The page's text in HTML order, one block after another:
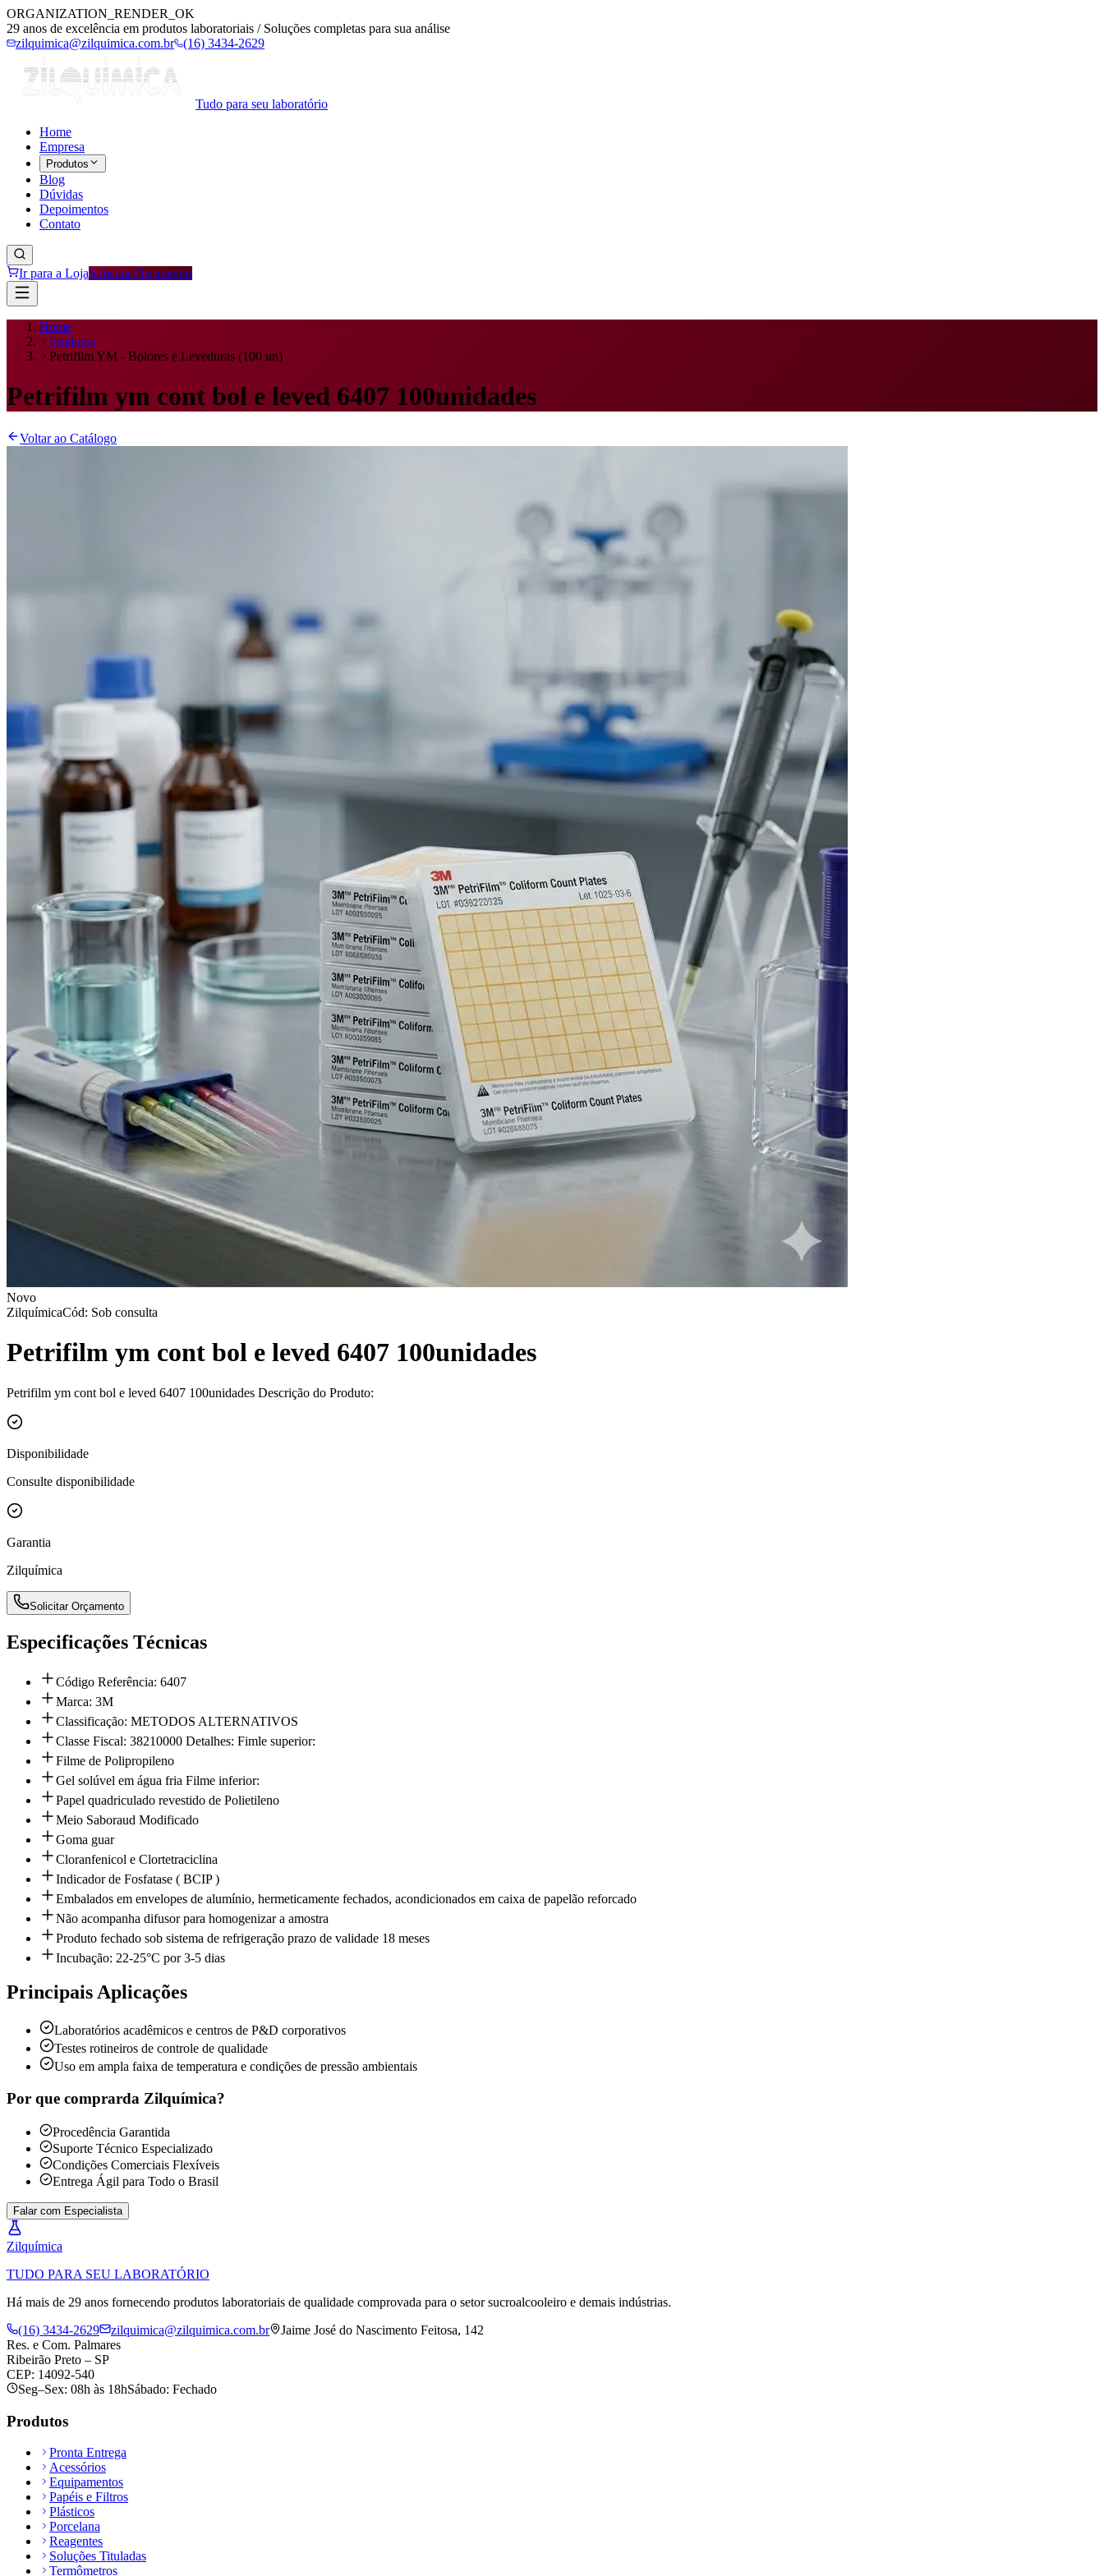
ORGANIZATION_RENDER_OK
29 anos de excelência em produtos laboratoriais / Soluções completas para sua análise
zilquimica@zilquimica.com.br
(16) 3434-2629
Tudo para seu laboratório
Home
Empresa
Produtos
Blog
Dúvidas
Depoimentos
Contato
Ir para a LojaSolicitar Orçamento
Home
Produtos
Petrifilm YM - Bolores e Leveduras (100 un)
Petrifilm ym cont bol e leved 6407 100unidades
Voltar ao Catálogo
Novo
ZilquímicaCód: Sob consulta
Petrifilm ym cont bol e leved 6407 100unidades
Petrifilm ym cont bol e leved 6407 100unidades Descrição do Produto:
Disponibilidade
Consulte disponibilidade
Garantia
Zilquímica
Solicitar Orçamento
Especificações Técnicas
Código Referência: 6407
Marca: 3M
Classificação: METODOS ALTERNATIVOS
Classe Fiscal: 38210000 Detalhes: Fimle superior:
Filme de Polipropileno
Gel solúvel em água fria Filme inferior:
Papel quadriculado revestido de Polietileno
Meio Saboraud Modificado
Goma guar
Cloranfenicol e Clortetraciclina
Indicador de Fosfatase ( BCIP )
Embalados em envelopes de alumínio, hermeticamente fechados, acondicionados em caixa de papelão reforcado
Não acompanha difusor para homogenizar a amostra
Produto fechado sob sistema de refrigeração prazo de validade 18 meses
Incubação: 22-25°C por 3-5 dias
Principais Aplicações
Laboratórios acadêmicos e centros de P&D corporativos
Testes rotineiros de controle de qualidade
Uso em ampla faixa de temperatura e condições de pressão ambientais
Por que comprarda Zilquímica?
Procedência Garantida
Suporte Técnico Especializado
Condições Comerciais Flexíveis
Entrega Ágil para Todo o Brasil
Falar com Especialista
Zilquímica
TUDO PARA SEU LABORATÓRIO
Há mais de 29 anos fornecendo produtos laboratoriais de qualidade comprovada para o setor sucroalcooleiro e demais indústrias.
(16) 3434-2629
zilquimica@zilquimica.com.br
Jaime José do Nascimento Feitosa, 142
Res. e Com. Palmares
Ribeirão Preto – SP
CEP: 14092-540
Seg–Sex: 08h às 18hSábado: Fechado
Produtos
Pronta Entrega
Acessórios
Equipamentos
Papéis e Filtros
Plásticos
Porcelana
Reagentes
Soluções Tituladas
Termômetros